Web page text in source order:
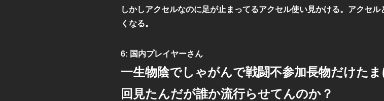
しかしアクセルなのに足が止まってるアクセル使い見かける。アクセ
くなる。
6: 国内プレイヤーさん
一生物陰でしゃがんで戦闘不参加長物だけた
回見たんだが誰か流行らせてんのか？